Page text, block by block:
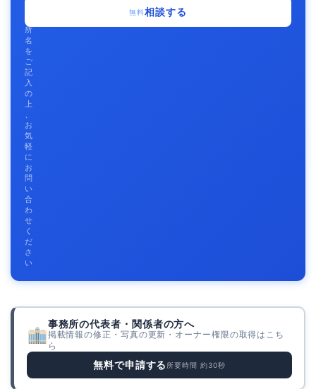
所
名
を
ご
記
入
の
上
、
お
気
軽
に
お
問
い
合
わ
せ
く
だ
さ
い
無料相談する
事務所の代表者・関係者の方へ
掲載情報の修正・写真の更新・オーナー権限の取得はこち
ら
無料で申請する 所要時間 約30秒